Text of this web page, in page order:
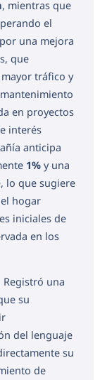
, mientras que
el
una mejora
que
tráfico y
en proyectos
interés
anticipa
1% y una
lo que sugiere
hogar
iniciales de
en los
Registró una
su
del lenguaje
su
de